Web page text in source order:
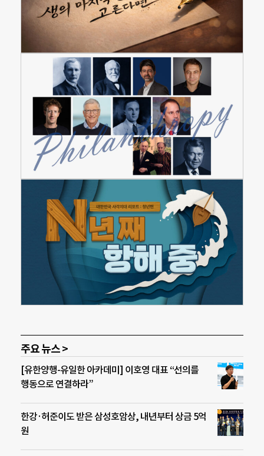
주요 뉴스 >
[유한양행-유일한 아카데미] 이호영 대표 “선의를
행동으로 연결하라”
한강·허준이도 받은 삼성호암상, 내년부터 상금 5억
원